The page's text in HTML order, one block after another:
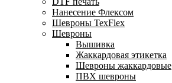
Нанесение Флексом
Шевроны TexFlex
Шевроны
Вышивка
Жаккардовая этикетка
Шевроны жаккардовые
ПВХ шевроны